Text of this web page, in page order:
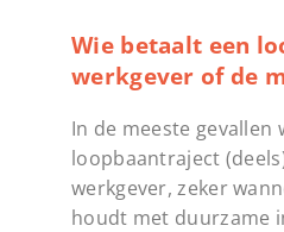
Wie betaalt een
werkgever of de
In de meeste gevallen
loopbaantraject
werkgever, zeker
houdt met duurzame